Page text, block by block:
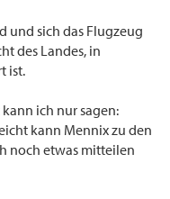
und sich das Flugzeug
des Landes, in
ist.
ich nur sagen:
kann Mennix zu den
noch etwas mitteilen